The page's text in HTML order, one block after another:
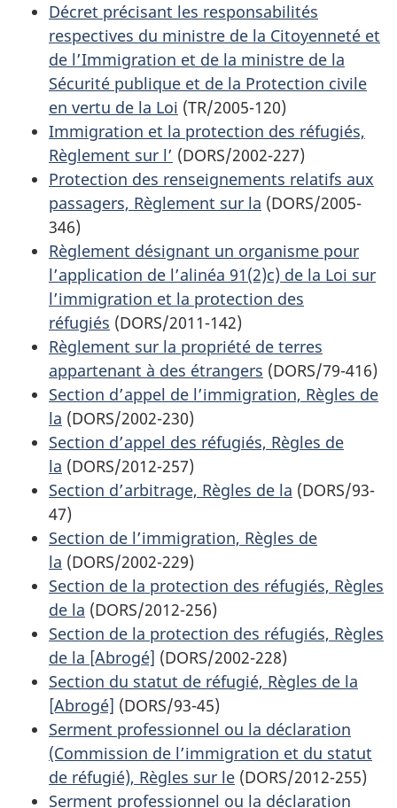
Décret précisant les responsabilités
respectives du ministre de la Citoyenneté et
de l’Immigration et de la ministre de la
Sécurité publique et de la Protection civile
en vertu de la Loi (TR/2005-120)
Immigration et la protection des réfugiés,
Règlement sur l’ (DORS/2002-227)
Protection des renseignements relatifs aux
passagers, Règlement sur la (DORS/2005-
346)
Règlement désignant un organisme pour
l’application de l’alinéa 91(2)c) de la Loi sur
l’immigration et la protection des
réfugiés (DORS/2011-142)
Règlement sur la propriété de terres
appartenant à des étrangers (DORS/79-416)
Section d’appel de l’immigration, Règles de
la (DORS/2002-230)
Section d’appel des réfugiés, Règles de
la (DORS/2012-257)
Section d’arbitrage, Règles de la (DORS/93-
47)
Section de l’immigration, Règles de
la (DORS/2002-229)
Section de la protection des réfugiés, Règles
de la (DORS/2012-256)
Section de la protection des réfugiés, Règles
de la [Abrogé] (DORS/2002-228)
Section du statut de réfugié, Règles de la
[Abrogé] (DORS/93-45)
Serment professionnel ou la déclaration
(Commission de l’immigration et du statut
de réfugié), Règles sur le (DORS/2012-255)
Serment professionnel ou la déclaration